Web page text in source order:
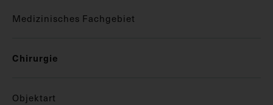
Medizinisches Fachgebiet
Chirurgie
Objektart